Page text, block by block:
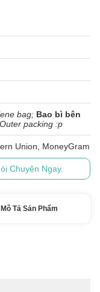
bag; Bao bì bên
Outer packing :p
Union, MoneyGram
Chuyện Ngay.
Mô Tả Sản Phẩm